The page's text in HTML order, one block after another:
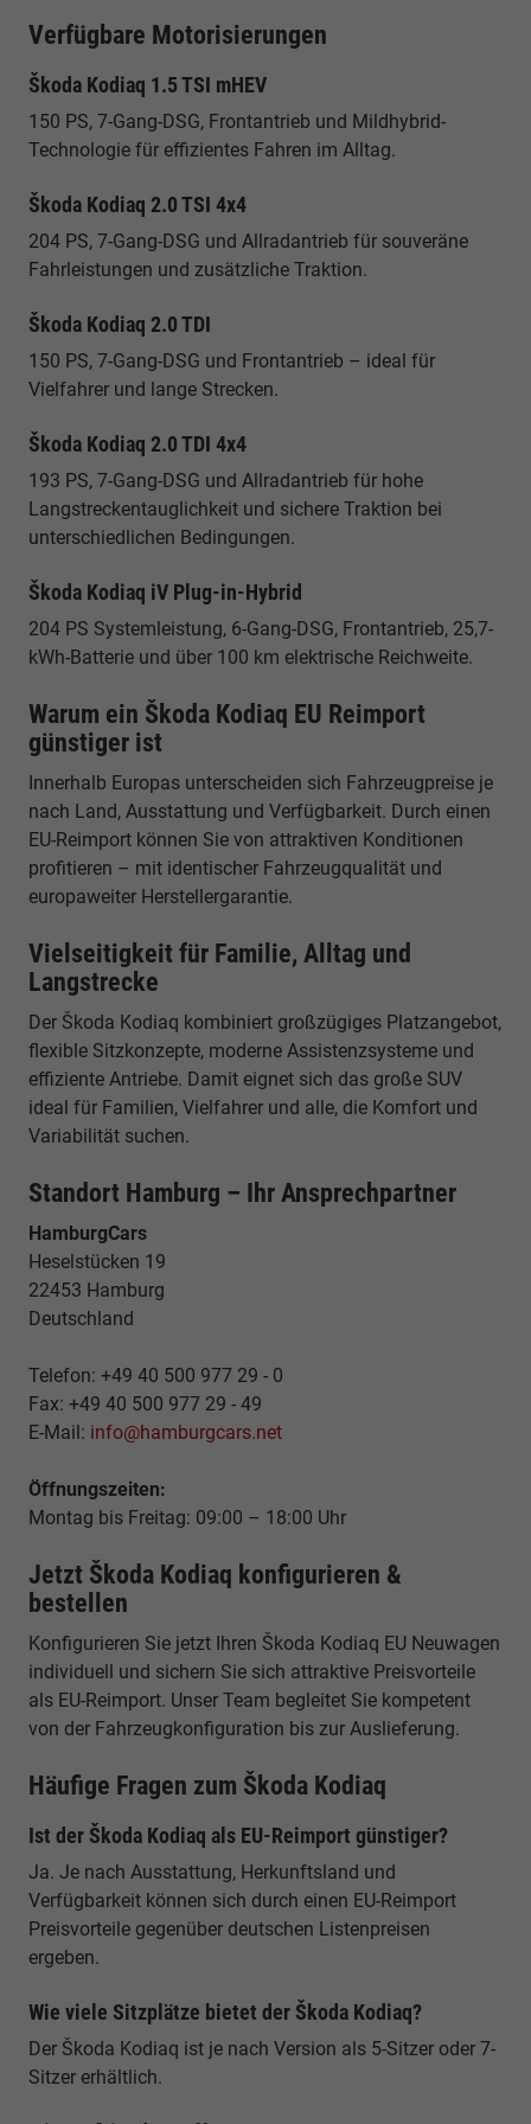
Verfügbare Motorisierungen
Škoda Kodiaq 1.5 TSI mHEV
150 PS, 7-Gang-DSG, Frontantrieb und Mildhybrid-
Technologie für effizientes Fahren im Alltag.
Škoda Kodiaq 2.0 TSI 4x4
204 PS, 7-Gang-DSG und Allradantrieb für souveräne
Fahrleistungen und zusätzliche Traktion.
Škoda Kodiaq 2.0 TDI
150 PS, 7-Gang-DSG und Frontantrieb – ideal für
Vielfahrer und lange Strecken.
Škoda Kodiaq 2.0 TDI 4x4
193 PS, 7-Gang-DSG und Allradantrieb für hohe
Langstreckentauglichkeit und sichere Traktion bei
unterschiedlichen Bedingungen.
Škoda Kodiaq iV Plug-in-Hybrid
204 PS Systemleistung, 6-Gang-DSG, Frontantrieb, 25,7-
kWh-Batterie und über 100 km elektrische Reichweite.
Warum ein Škoda Kodiaq EU Reimport
günstiger ist
Innerhalb Europas unterscheiden sich Fahrzeugpreise je
nach Land, Ausstattung und Verfügbarkeit. Durch einen
EU-Reimport können Sie von attraktiven Konditionen
profitieren – mit identischer Fahrzeugqualität und
europaweiter Herstellergarantie.
Vielseitigkeit für Familie, Alltag und
Langstrecke
Der Škoda Kodiaq kombiniert großzügiges Platzangebot,
flexible Sitzkonzepte, moderne Assistenzsysteme und
effiziente Antriebe. Damit eignet sich das große SUV
ideal für Familien, Vielfahrer und alle, die Komfort und
Variabilität suchen.
Standort Hamburg – Ihr Ansprechpartner
HamburgCars
Heselstücken 19
22453 Hamburg
Deutschland
Telefon: +49 40 500 977 29 - 0
Fax: +49 40 500 977 29 - 49
E-Mail: info@hamburgcars.net
Öffnungszeiten:
Montag bis Freitag: 09:00 – 18:00 Uhr
Jetzt Škoda Kodiaq konfigurieren &
bestellen
Konfigurieren Sie jetzt Ihren Škoda Kodiaq EU Neuwagen
individuell und sichern Sie sich attraktive Preisvorteile
als EU-Reimport. Unser Team begleitet Sie kompetent
von der Fahrzeugkonfiguration bis zur Auslieferung.
Häufige Fragen zum Škoda Kodiaq
Ist der Škoda Kodiaq als EU-Reimport günstiger?
Ja. Je nach Ausstattung, Herkunftsland und
Verfügbarkeit können sich durch einen EU-Reimport
Preisvorteile gegenüber deutschen Listenpreisen
ergeben.
Wie viele Sitzplätze bietet der Škoda Kodiaq?
Der Škoda Kodiaq ist je nach Version als 5-Sitzer oder 7-
Sitzer erhältlich.